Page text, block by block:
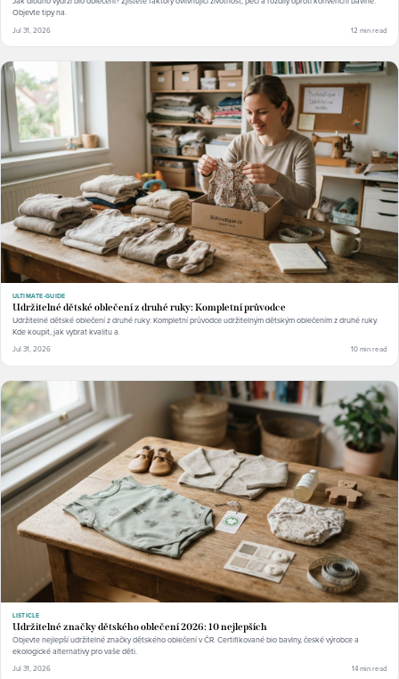
Objevte tipy na.
Jul 31, 2026 12 min read
ULTIMATE-GUIDE
Udržitelné dětské oblečení z druhé ruky: Kompletní průvodce
Udržitelné dětské oblečení z druhé ruky: Kompletní průvodce udržitelným dětským oblečením z druhé ruky.
Kde koupit, jak vybrat kvalitu a.
Jul 31, 2026 10 min read
LISTICLE
Udržitelné značky dětského oblečení 2026: 10 nejlepších
Objevte nejlepší udržitelné značky dětského oblečení v ČR. Certifikované bio bavlny, české výrobce a
ekologické alternativy pro vaše děti.
Jul 31, 2026 14 min read